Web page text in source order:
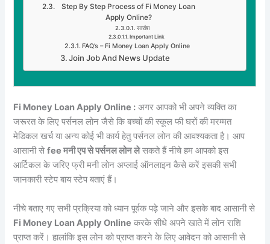
Step By Step Process of Fi Money Loan
Apply Online?
सारांश
Important Link
FAQ’s – Fi Money Loan Apply Online
Join Job And News Update
Fi Money Loan Apply Online : अगर आपको भी अपने व्यक्ति का
जरूरत के लिए पर्सनल लोन जैसे कि बच्चों की स्कूल फी घरों की मरम्मत
मेडिकल खर्च या अन्य कोई भी कार्य हेतु पर्सनल लोन की आवश्यकता है। आप
आसानी सेfee मनी एप से पर्सनल लोन लेसकते हैं नीचे हम आपको इस
आर्टिकल के जरिए फ्री मनी लोन अप्लाई ऑनलाइन कैसे करें इसकी सभी
जानकारी स्टेप बाय स्टेप बताएं हैं।
नीचे बताए गए सभी प्रक्रिया को ध्यान पूर्वक पढ़े जाने और इसके बाद आसानी से
Fi Money Loan Apply Online करके सीधे अपने खाते में लोन राशि
प्राप्त करें। हालांकि इस लोन को प्राप्त करने के लिए आवेदन को आसानी से